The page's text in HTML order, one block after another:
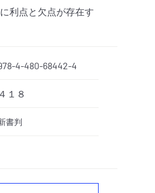
利点と欠点が存在す
4-480-68442-4
４１８
書判